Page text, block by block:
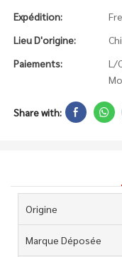
Expédition:
Lieu D'origine:
Paiements:
L/
Share with:
Origine
Marque Déposée